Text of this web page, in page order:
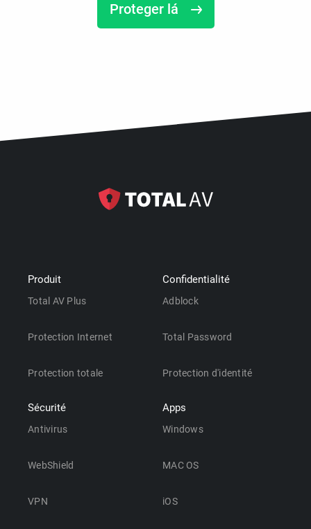
Proteger lá
Produit
Total AV Plus
Protection Internet
Protection totale
Sécurité
Antivirus
WebShield
VPN
Confidentialité
Adblock
Total Password
Protection d'identité
Apps
Windows
MAC OS
iOS